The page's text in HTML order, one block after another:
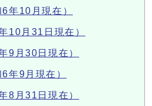
年10月現在）
10月31日現在）
9月30日現在）
年9月現在）
8月31日現在）